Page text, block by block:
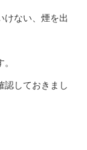
けない、煙を出
認しておきまし